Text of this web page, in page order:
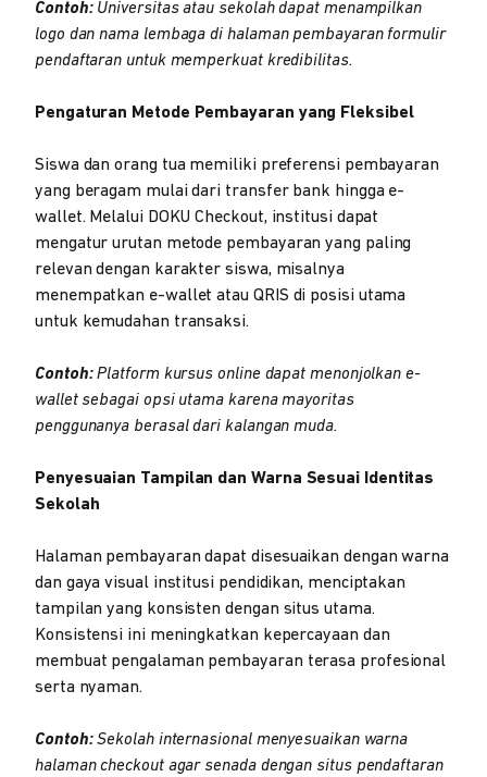
Contoh:Universitas atau sekolah dapat menampilkan
logo dan nama lembaga di halaman pembayaran formulir
pendaftaran untuk memperkuat kredibilitas.
Pengaturan Metode Pembayaran yang Fleksibel
Siswa dan orang tua memiliki preferensi pembayaran
yang beragam mulai dari transfer bank hingga e-
wallet. Melalui DOKU Checkout, institusi dapat
mengatur urutan metode pembayaran yang paling
relevan dengan karakter siswa, misalnya
menempatkan e-wallet atau QRIS di posisi utama
untuk kemudahan transaksi.
Contoh:Platform kursus online dapat menonjolkan e-
wallet sebagai opsi utama karena mayoritas
penggunanya berasal dari kalangan muda.
Penyesuaian Tampilan dan Warna Sesuai Identitas
Sekolah
Halaman pembayaran dapat disesuaikan dengan warna
dan gaya visual institusi pendidikan, menciptakan
tampilan yang konsisten dengan situs utama.
Konsistensi ini meningkatkan kepercayaan dan
membuat pengalaman pembayaran terasa profesional
serta nyaman.
Contoh:Sekolah internasional menyesuaikan warna
halaman checkout agar senada dengan situs pendaftaran